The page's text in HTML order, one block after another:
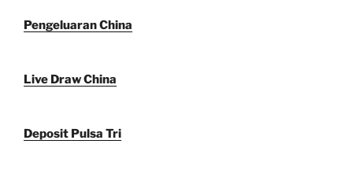
Pengeluaran China
Live Draw China
Deposit Pulsa Tri